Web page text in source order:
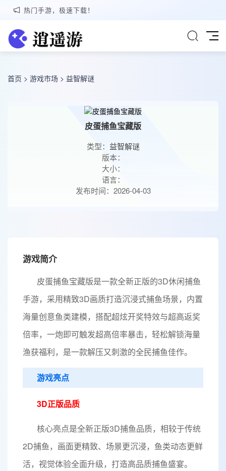
热门手游，极速下载！
首页 > 游戏市场 > 益智解谜
皮蛋捕鱼宝藏版
类型： 益智解谜
版本：
大小：
语言：
发布时间：2026-04-03
游戏简介
皮蛋捕鱼宝藏版是一款全新正版的3D休闲捕鱼
手游，采用精致3D画质打造沉浸式捕鱼场景，内置
海量创意鱼类建模，搭配超炫开奖特效与超高返奖
倍率，一炮即可触发超高倍率暴击，轻松解锁海量
渔获福利，是一款解压又刺激的全民捕鱼佳作。
游戏亮点
3D正版品质
核心亮点是全新正版3D捕鱼品质，相较于传统
2D捕鱼，画面更精致、场景更沉浸，鱼类动态更鲜
活，视觉体验全面升级，打造高品质捕鱼盛宴。